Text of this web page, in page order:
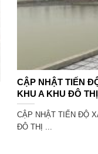
CẬP NHẬT TIẾN
KHU A KHU ĐÔ
CẬP NHẬT TIẾN ĐỘ
ĐÔ THỊ ...